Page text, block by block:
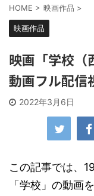
HOME > 映画作品 >
映画作品
映画「学校（
動画フル配信
2022年3月6日
この記事では、
「学校」の動画